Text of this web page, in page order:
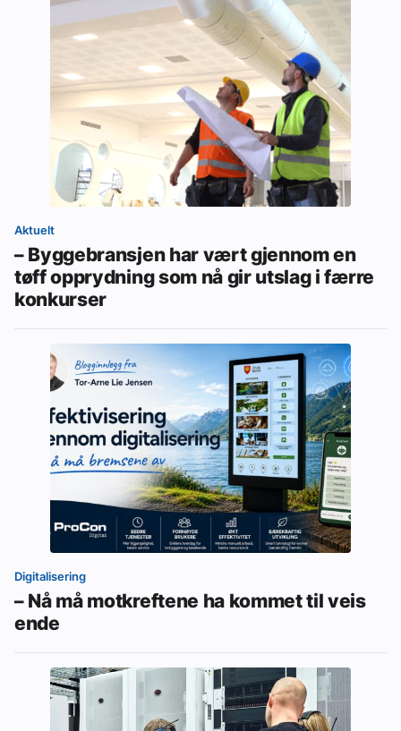
Aktuelt
– Byggebransjen har vært gjennom en
tøff opprydning som nå gir utslag i færre
konkurser
Digitalisering
– Nå må motkreftene ha kommet til veis
ende